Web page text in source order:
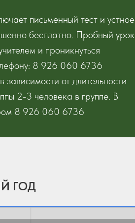
письменный тест и устное
бесплатно. Пробный урок
и проникнуться
8 926 060 6736
от длительности
2-3 человека в группе. В
8 926 060 6736
ГОД